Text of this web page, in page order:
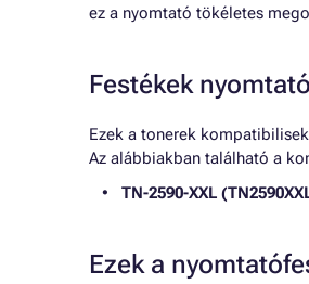
ez a nyomtató tökéletes
Festékek
Ezek a tonerek
Az alábbiakban található a
TN-2590-XXL
Ezek a